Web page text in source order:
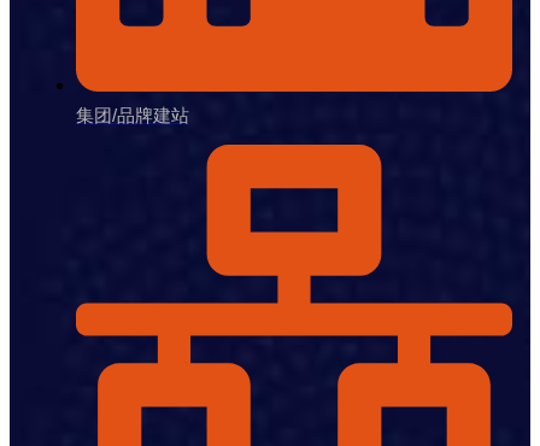
集团/品牌建站